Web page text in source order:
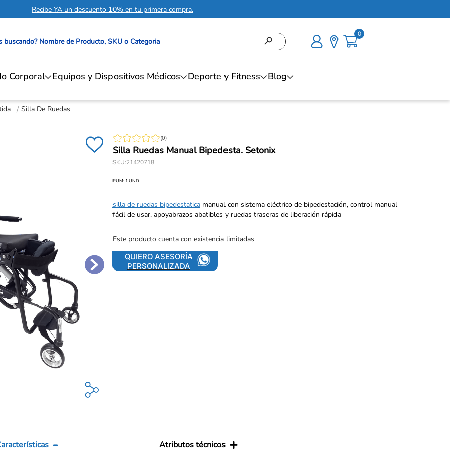
Recibe YA un descuento 10% en tu primera compra.
Nombre de Producto, SKU o Categoria 0
Corporal Equipos y Dispositivos Médicos Deporte y Fitness Blog
Silla De Ruedas
(0)
Silla Ruedas Manual Bipedesta. Setonix
SKU:21420718
PUM: 1UND
silla de ruedas bipedestatica manual con sistema eléctrico de bipedestación, control manual
fácil de usar, apoyabrazos abatibles y ruedas traseras de liberación rápida
Este producto cuenta con existencia limitadas
QUIERO ASESORÍA
PERSONALIZADA
Atributos técnicos